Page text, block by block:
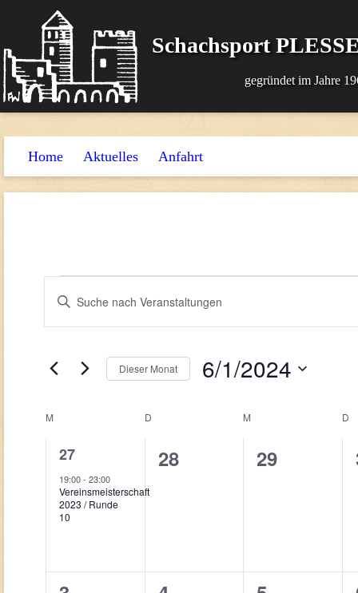
Schachsport
gegründet im Jahre
Home Aktuelles Anfahrt
Suche
Navigation
Bitte
Schlüsselwort
Veranstaltungen
Schlüsselwort.
Dieser Monat 6/1/2024
Kalender
von
Veranstaltungen
M D M D
1
Veranstaltung,
27
19:00- 23:00
Vereinsmeisterschaft
2023 / Runde
10
0
28
0
29